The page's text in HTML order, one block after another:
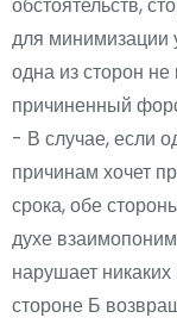
для минимизации
одна из сторон не
причиненный
- В случае, если
причинам хочет
срока, обе
духе
нарушает
стороне Б